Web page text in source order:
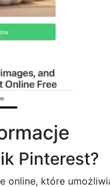
Pinterest?
online, które